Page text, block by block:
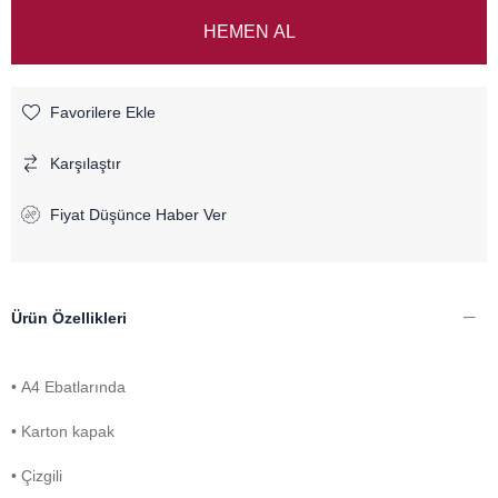
Favorilere Ekle
Karşılaştır
Fiyat Düşünce Haber Ver
Ürün Özellikleri
• A4 Ebatlarında
• Karton kapak
• Çizgili